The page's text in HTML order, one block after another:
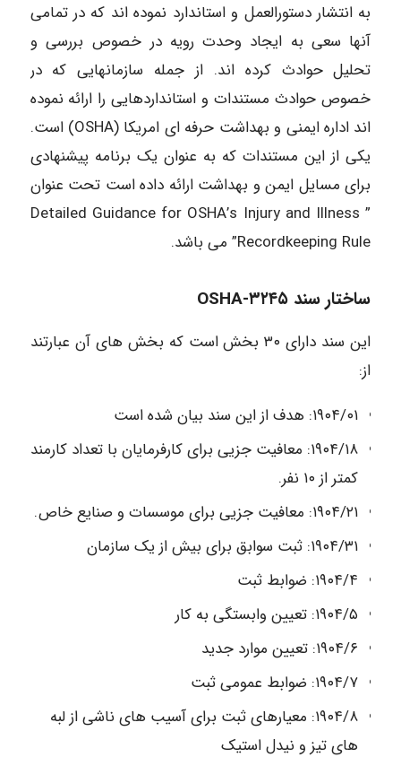
به انتشار دستورالعمل و استاندارد نموده اند که در تمامی
آنها سعی به ایجاد وحدت رویه در خصوص بررسی و
تحلیل حوادث کرده اند. از جمله سازمانهایی که در
خصوص حوادث مستندات و استانداردهایی را ارائه نموده
اند اداره ایمنی و بهداشت حرفه ای امریکا (OSHA) است.
یکی از این مستندات که به عنوان یک برنامه پیشنهادی
برای مسایل ایمن و بهداشت ارائه داده است تحت عنوان
” Detailed Guidance for OSHA’s Injury and Illness
Recordkeeping Rule” می باشد.
ساختار سند ۳۲۴۵-OSHA
این سند دارای ۳۰ بخش است که بخش های آن عبارتند
از:
۱۹۰۴/۰۱: هدف از این سند بیان شده است
۱۹۰۴/۱۸: معافیت جزیی برای کارفرمایان با تعداد کارمند
کمتر از ۱۰ نفر.
۱۹۰۴/۲۱: معافیت جزیی برای موسسات و صنایع خاص.
۱۹۰۴/۳۱: ثبت سوابق برای بیش از یک سازمان
۱۹۰۴/۴: ضوابط ثبت
۱۹۰۴/۵: تعیین وابستگی به کار
۱۹۰۴/۶: تعیین موارد جدید
۱۹۰۴/۷: ضوابط عمومی ثبت
۱۹۰۴/۸: معیارهای ثبت برای آسیب های ناشی از لبه
های تیز و نیدل استیک